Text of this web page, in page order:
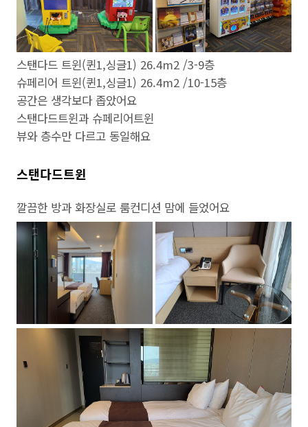
스탠다드 트윈(퀸1,싱글1) 26.4m2 /3-9층
슈페리어 트윈(퀸1,싱글1) 26.4m2 /10-15층
공간은 생각보다 좁았어요
스탠다드트윈과 슈페리어트윈
뷰와 층수만 다르고 동일해요
스탠다드트윈
깔끔한 방과 화장실로 룸컨디션 맘에 들었어요